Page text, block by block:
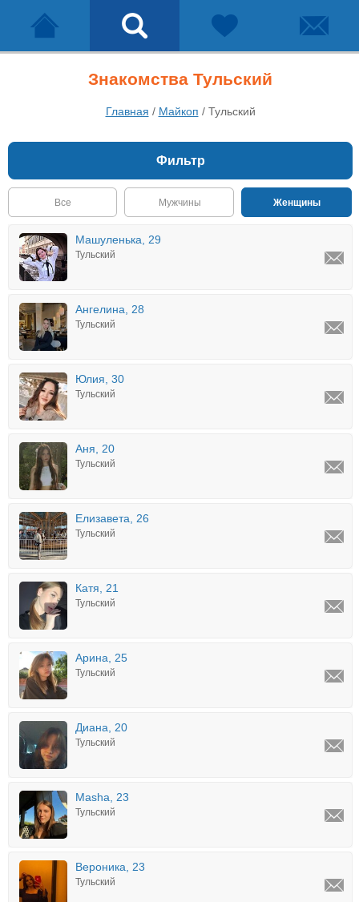
Знакомства Тульский
Главная / Майкоп / Тульский
Фильтр
Все Мужчины Женщины
Машуленька, 29
Тульский
Ангелина, 28
Тульский
Юлия, 30
Тульский
Аня, 20
Тульский
Елизавета, 26
Тульский
Катя, 21
Тульский
Арина, 25
Тульский
Диана, 20
Тульский
Masha, 23
Тульский
Вероника, 23
Тульский